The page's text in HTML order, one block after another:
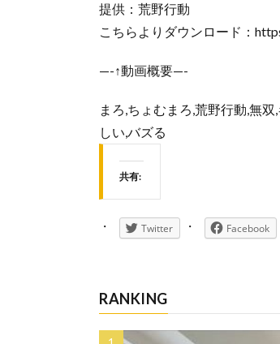
提供：荒野行動
こちらよりダウンロード：
—-↑動画概要—-
まろ,ちょむまろ,荒野行動,無
しい,バズる
共有:
Twitter Facebook
RANKING